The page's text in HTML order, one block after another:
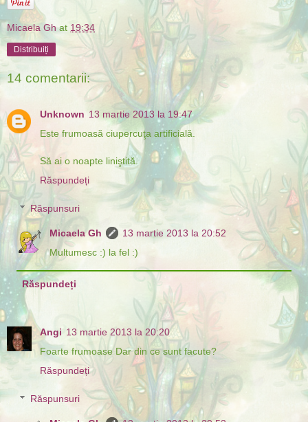
Micaela Gh at 19:34
Distribuiți
14 comentarii:
Unknown 13 martie 2013 la 19:47
Este frumoasă ciupercuţa artificială.
Să ai o noapte liniştită.
Răspundeți
Răspunsuri
Micaela Gh
13 martie 2013 la 20:52
Multumesc :) la fel :)
Răspundeți
Angi 13 martie 2013 la 20:20
Foarte frumoase Dar din ce sunt facute?
Răspundeți
Răspunsuri